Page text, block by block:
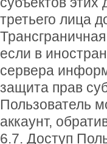
третьего лица
если в
сервера
защита прав
Пользователь
аккаунт,
6.7. Доступ